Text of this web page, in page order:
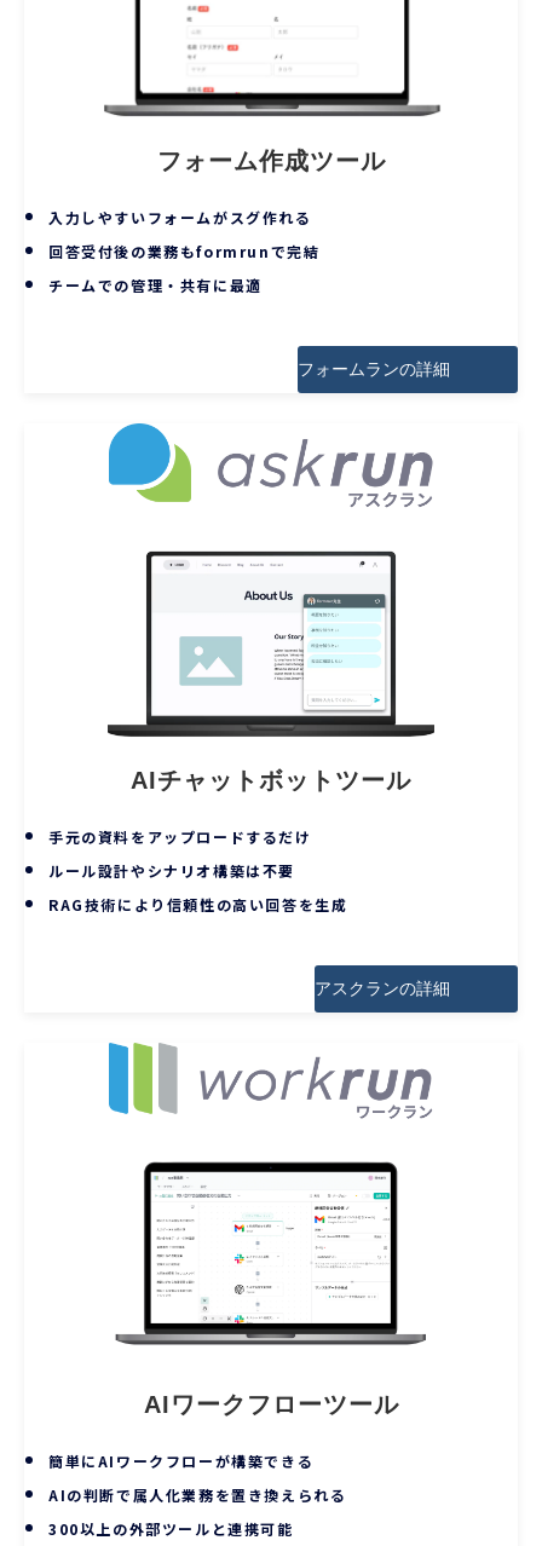
フォーム作成ツール
入力しやすいフォームがスグ作れる
回答受付後の業務もformrunで完結
チームでの管理・共有に最適
フォームランの詳細
AIチャットボットツール
手元の資料をアップロードするだけ
ルール設計やシナリオ構築は不要
RAG技術により信頼性の高い回答を生成
アスクランの詳細
AIワークフローツール
簡単にAIワークフローが構築できる
AIの判断で属人化業務を置き換えられる
300以上の外部ツールと連携可能